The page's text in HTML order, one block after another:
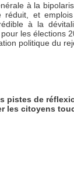
à la
et
à la
les élections
politique du
pistes de
les citoyens